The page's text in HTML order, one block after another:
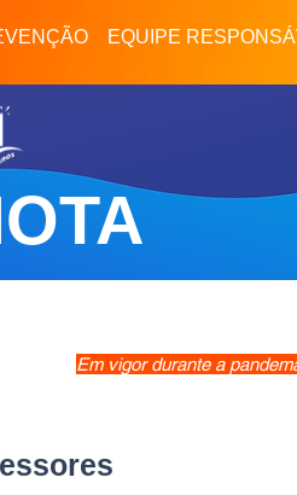
Aluno Livraria
EQUIPE
Em vigor durante a